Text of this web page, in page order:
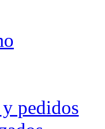
pedidos